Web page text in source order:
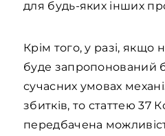
для будь-яких інших
Крім того, у разі,
буде запропонований
сучасних умовах
збитків, то статтею 37
передбачена